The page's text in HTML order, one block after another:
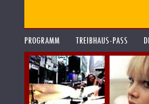
PROGRAMM TREIBHAUS-PASS